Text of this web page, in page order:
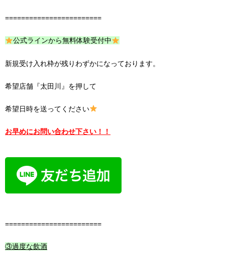
========================
公式ラインから無料体験受付中
新規受け入れ枠が残りわずかになっております。
希望店舗『太田川』を押して
希望日時を送ってください
お早めにお問い合わせ下さい！！
========================
③過度な飲酒